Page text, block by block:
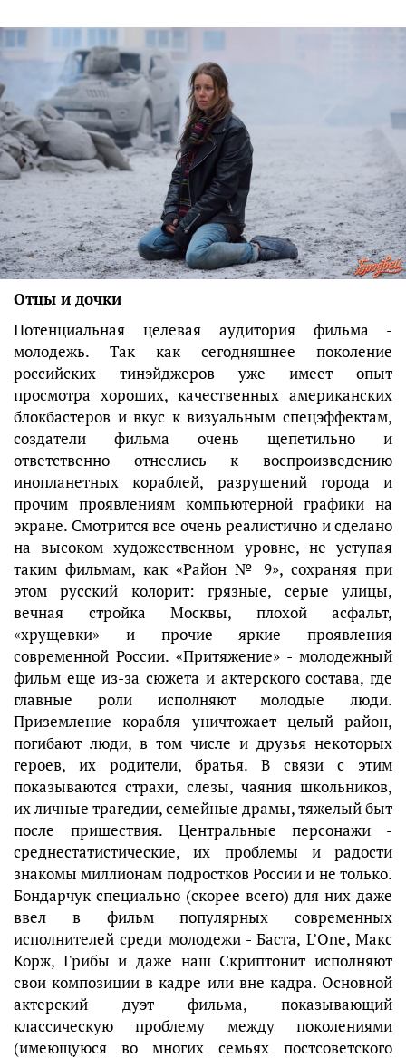
Отцы и дочки
Потенциальная целевая аудитория фильма -
молодежь. Так как сегодняшнее поколение
российских тинэйджеров уже имеет опыт
просмотра хороших, качественных американских
блокбастеров и вкус к визуальным спецэффектам,
создатели фильма очень щепетильно и
ответственно отнеслись к воспроизведению
инопланетных кораблей, разрушений города и
прочим проявлениям компьютерной графики на
экране. Смотрится все очень реалистично и сделано
на высоком художественном уровне, не уступая
таким фильмам, как «Район № 9», сохраняя при
этом русский колорит: грязные, серые улицы,
вечная стройка Москвы, плохой асфальт,
«хрущевки» и прочие яркие проявления
современной России. «Притяжение» - молодежный
фильм еще из-за сюжета и актерского состава, где
главные роли исполняют молодые люди.
Приземление корабля уничтожает целый район,
погибают люди, в том числе и друзья некоторых
героев, их родители, братья. В связи с этим
показываются страхи, слезы, чаяния школьников,
их личные трагедии, семейные драмы, тяжелый быт
после пришествия. Центральные персонажи -
среднестатистические, их проблемы и радости
знакомы миллионам подростков России и не только.
Бондарчук специально (скорее всего) для них даже
ввел в фильм популярных современных
исполнителей среди молодежи - Баста, L’One, Макс
Корж, Грибы и даже наш Скриптонит исполняют
свои композиции в кадре или вне кадра. Основной
актерский дуэт фильма, показывающий
классическую проблему между поколениями
(имеющуюся во многих семьях постсоветского